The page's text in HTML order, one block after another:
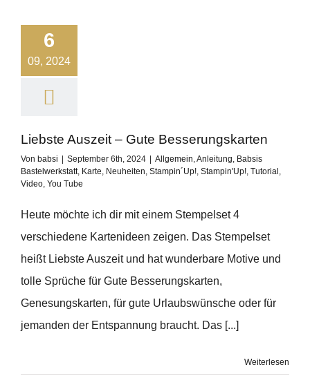
6
09, 2024
Liebste Auszeit – Gute Besserungskarten
Von babsi September 6th, 2024 Allgemein,Anleitung, Babsis
Bastelwerkstatt, Karte, Neuheiten, Stampin´Up!, Stampin'Up!, Tutorial ,
Video, You Tube
Heute möchte ich dir mit einem Stempelset 4
verschiedene Kartenideen zeigen. Das Stempelset
heißt Liebste Auszeit und hat wunderbare Motive und
tolle Sprüche für Gute Besserungskarten,
Genesungskarten, für gute Urlaubswünsche oder für
jemanden der Entspannung braucht. Das [...]
Weiterlesen